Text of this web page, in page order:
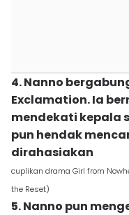
4. Nanno
Exclamation. Ia
mendekati kepala
pun hendak
dirahasiakan
cuplikan drama Girl from
the Reset)
5. Nanno pun